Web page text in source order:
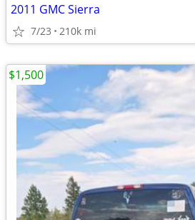
2011 GMC Sierra
7/23 210k mi
$1,500